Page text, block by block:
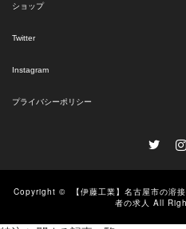
ショップ
Twitter
Instagram
プライバシーポリシー
Copyright ©
【伊藤工業】名古屋市の溶
者の求人 All